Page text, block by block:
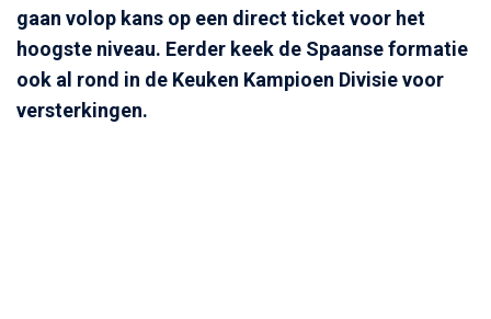
gaan volop kans op een direct ticket voor het
hoogste niveau. Eerder keek de Spaanse formatie
ook al rond in de Keuken Kampioen Divisie voor
versterkingen.